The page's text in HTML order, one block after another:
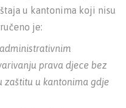
u kantonima koji nisu
je:
prava djece bez
zaštitu u kantonima gdje